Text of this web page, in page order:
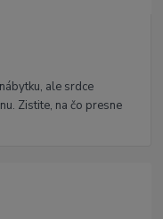
ale srdce
Zistite, na čo presne